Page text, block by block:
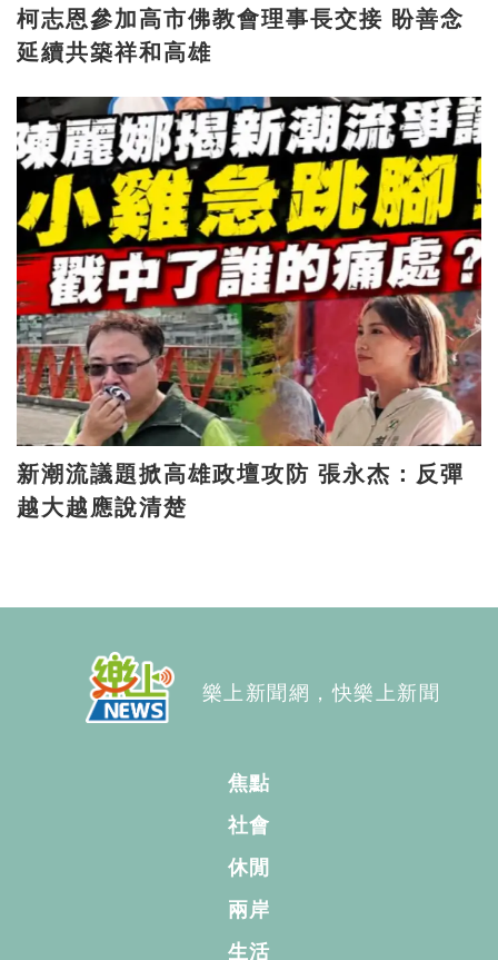
柯志恩參加高市佛教會理事長交接 盼善念
延續共築祥和高雄
新潮流議題掀高雄政壇攻防 張永杰：反彈
越大越應說清楚
樂上新聞網，快樂上新聞
焦點
社會
休閒
兩岸
生活